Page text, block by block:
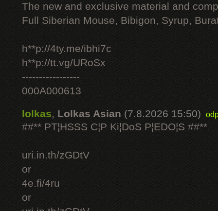
The new and exclusive material and
Full Siberian Mouse, Bibigon, Syrup,
h**p://4ty.me/ibhi7c
h**p://tt.vg/URoSx
-----------------
000A000613
lolkas,Lolkas Asian (7.8.2026 15:50)
##** PT¦HSSS C¦P Ki¦DoS P¦EDO¦S ##**
uri.in.th/zGDtV
or
4e.fi/4ru
or